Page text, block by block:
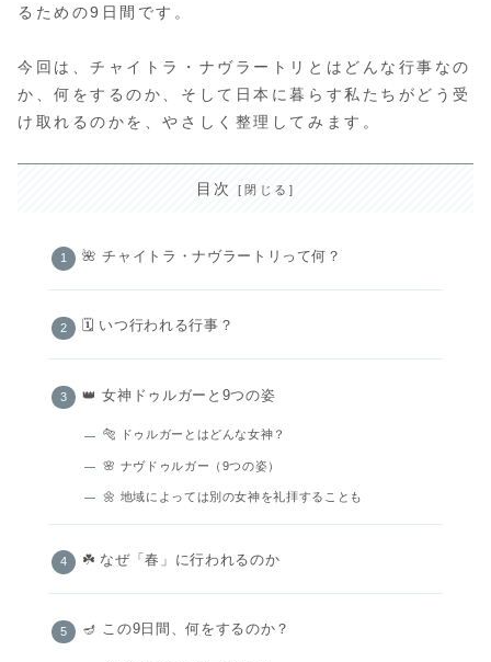
るための9日間です。
今回は、チャイトラ・ナヴラートリとはどんな行事なの
か、何をするのか、そして日本に暮らす私たちがどう受
け取れるのかを、やさしく整理してみます。
目次
🌺 チャイトラ・ナヴラートリって何？
🗓️ いつ行われる行事？
👑 女神ドゥルガーと9つの姿
🐅 ドゥルガーとはどんな女神？
🌸 ナヴドゥルガー（9つの姿）
🌼 地域によっては別の女神を礼拝することも
☘️ なぜ「春」に行われるのか
🪔 この9日間、何をするのか？